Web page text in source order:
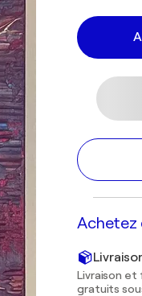
Achetez
Livraison et
gratuits